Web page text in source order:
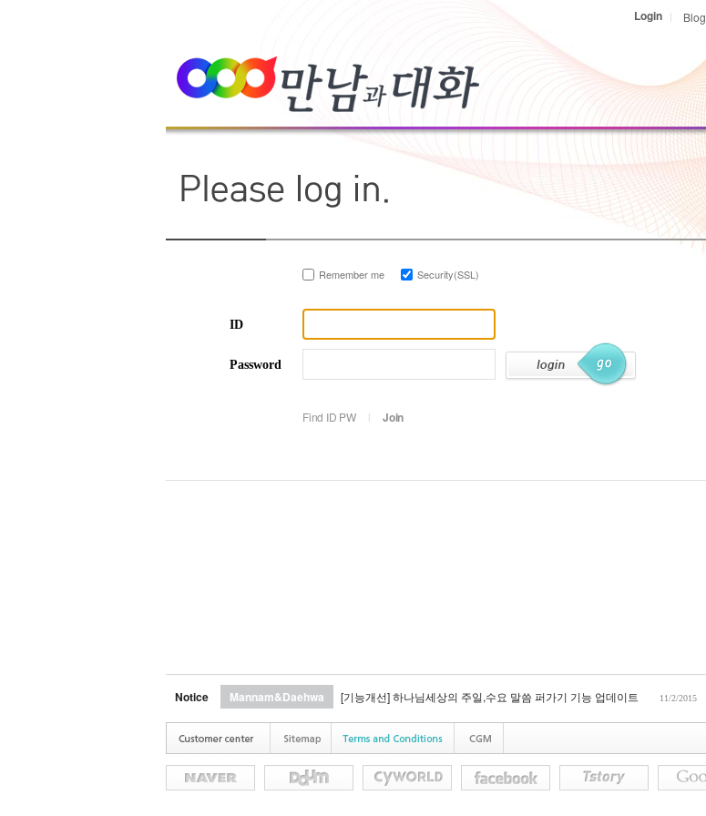
Blog
Login |
Remember me Security(SSL)
ID
Password
Find ID PW l Join
Notice Mannam&Daehwa [기능개선] 하나님세상의 주일,수요 말씀 퍼가기 기능 업데이트 11/2/2015